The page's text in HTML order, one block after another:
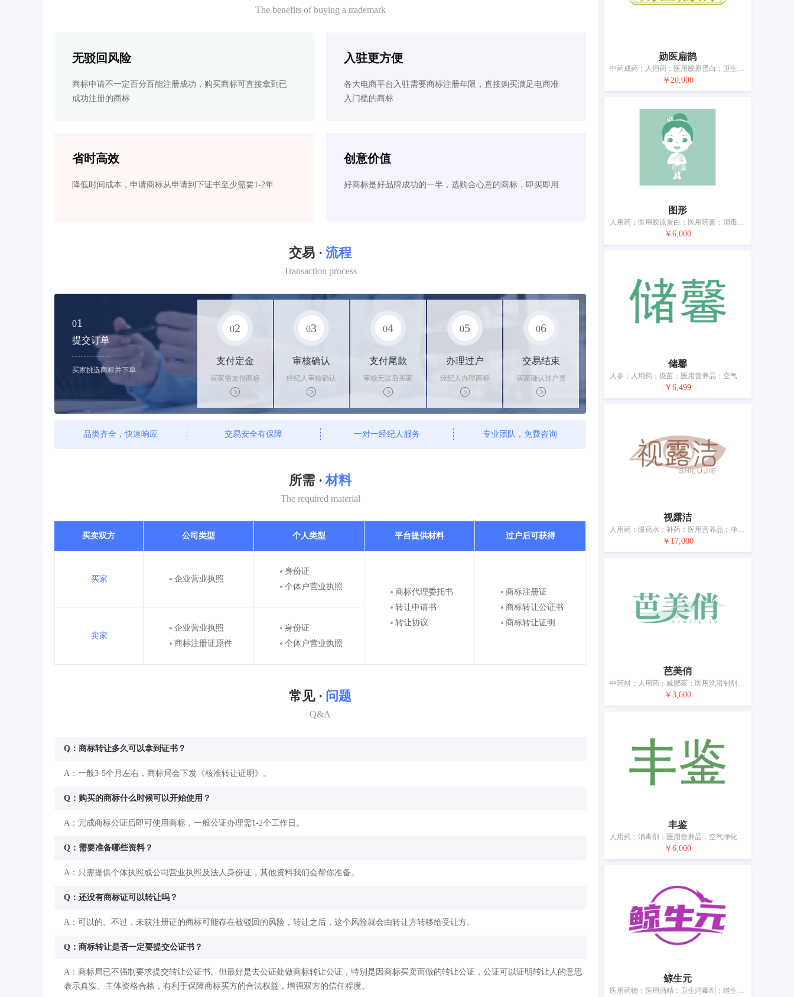
The benefits of buying a trademark
无驳回风险
商标申请不一定百分百能注册成功，购买商标可直接拿到已
成功注册的商标
入驻更方便
各大电商平台入驻需要商标注册年限，直接购买满足电商准
入门槛的商标
省时高效
降低时间成本，申请商标从申请到下证书至少需要1-2年
创意价值
好商标是好品牌成功的一半，选购合心意的商标，即买即用
交易 · 流程
Transaction process
01
提交订单
买家挑选商标并下单
02
支付定金
买家需支付商标
标价的10%的购
买订金
03
审核确认
经纪人审核确认
商标状态
04
支付尾款
审核无误后买家
支付尾款，卖家
办理相关手续
05
办理过户
经纪人办理商标
转让手续，交付
相关证书
06
交易结束
买家确认过户资
料后，平台解冻
资金支付卖家
品类齐全，快速响应 交易安全有保障 一对一经纪人服务 专业团队，免费咨询
所需 · 材料
The required material
买卖双方 公司类型 个人类型 平台提供材料 过户后可获得
买家 企业营业执照
身份证
个体户营业执照
商标代理委托书
转让申请书
转让协议
商标注册证
商标转让公证书
商标转让证明
卖家
企业营业执照
商标注册证原件
身份证
个体户营业执照
常见 · 问题
Q&A
Q：商标转让多久可以拿到证书？
A：一般3-5个月左右，商标局会下发《核准转让证明》。
Q：购买的商标什么时候可以开始使用？
A：完成商标公证后即可使用商标，一般公证办理需1-2个工作日。
Q：需要准备哪些资料？
A：只需提供个体执照或公司营业执照及法人身份证，其他资料我们会帮你准备。
Q：还没有商标证可以转让吗？
A：可以的。不过，未获注册证的商标可能存在被驳回的风险，转让之后，这个风险就会由转让方转移给受让方。
Q：商标转让是否一定要提交公证书？
A：商标局已不强制要求提交转让公证书。但最好是去公证处做商标转让公证，特别是因商标买卖而做的转让公证，公证可以证明转让人的意思
表示真实、主体资格合格，有利于保障商标买方的合法权益，增强双方的信任程度。
勋医扁鹊
中药成药；人用药；医用胶原蛋白；卫生消毒剂；膳食纤维；医用营养品；营养补充剂；净化剂；医用敷料；卫生巾
￥20,000
图形
人用药；医用胶原蛋白；医用药膏；消毒剂；维生素C制剂；维生素制剂；维生素补充片；膏剂；补药；贴剂
￥6,000
储馨
人参；人用药；疫苗；医用营养品；空气除臭剂；兽医用药；除草剂；卫生护垫；牙科用橡胶；宠物尿布
￥6,499
视露洁
人用药；眼药水；补药；医用营养品；净化剂；兽医用药；驱虫用香；卫生巾；婴儿尿裤；宠物尿布
￥17,000
芭美俏
中药材；人用药；减肥茶；医用洗浴制剂；医用药膏；护肤药霜；医用营养品；净化剂；卫生巾；牙用光洁剂
￥3,600
丰鉴
人用药；消毒剂；医用营养品；空气净化制剂；兽医用药；除草剂；中药袋；卫生巾；牙用光洁剂；宠物尿布
￥6,000
鲸生元
医用药物；医用酒精；卫生消毒剂；维生素制剂；医用营养品；婴儿奶粉；净化剂；医用眼罩；婴儿尿布；消毒纸巾